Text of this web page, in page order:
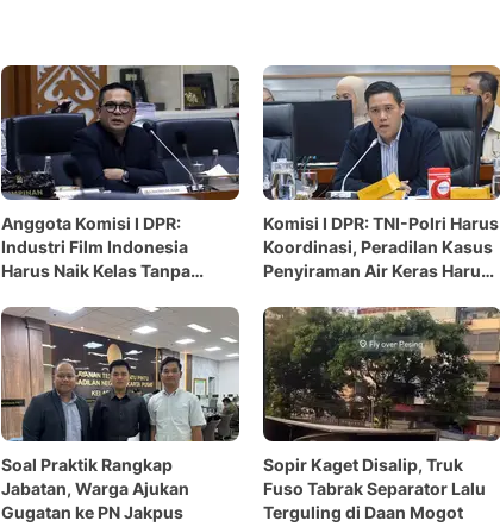
Anggota Komisi I DPR:
Industri Film Indonesia
Harus Naik Kelas Tanpa
Komisi I DPR: TNI-Polri Harus
Koordinasi, Peradilan Kasus
Penyiraman Air Keras Harus
Soal Praktik Rangkap
Jabatan, Warga Ajukan
Gugatan ke PN Jakpus
Sopir Kaget Disalip, Truk
Fuso Tabrak Separator Lalu
Terguling di Daan Mogot